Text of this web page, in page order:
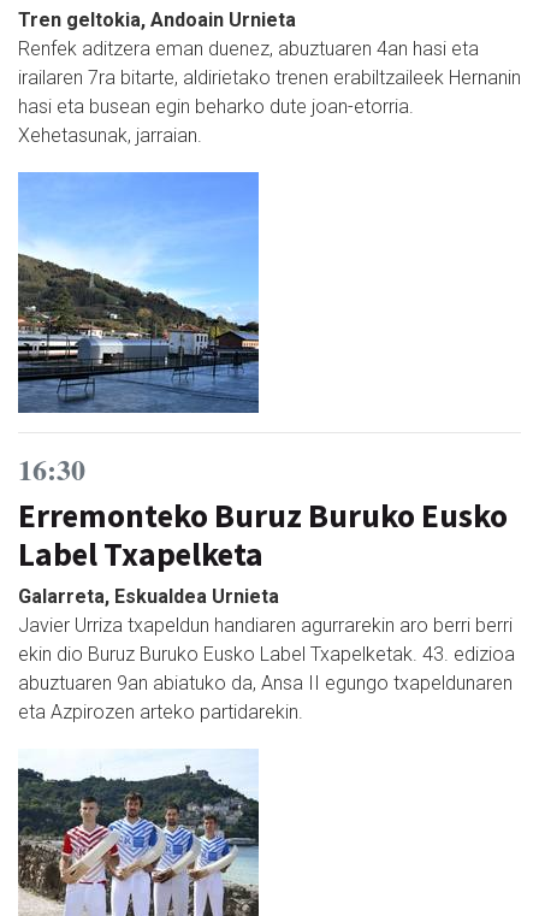
Tren geltokia, Andoain Urnieta
Renfek aditzera eman duenez, abuztuaren 4an hasi eta
irailaren 7ra bitarte, aldirietako trenen erabiltzaileek Hernanin
hasi eta busean egin beharko dute joan-etorria.
Xehetasunak, jarraian.
16:30
Erremonteko Buruz Buruko Eusko
Label Txapelketa
Galarreta, Eskualdea Urnieta
Javier Urriza txapeldun handiaren agurrarekin aro berri berri
ekin dio Buruz Buruko Eusko Label Txapelketak. 43. edizioa
abuztuaren 9an abiatuko da, Ansa II egungo txapeldunaren
eta Azpirozen arteko partidarekin.